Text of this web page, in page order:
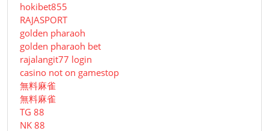
hokibet855
RAJASPORT
golden pharaoh
golden pharaoh bet
rajalangit77 login
casino not on gamestop
無料麻雀
無料麻雀
TG 88
NK 88